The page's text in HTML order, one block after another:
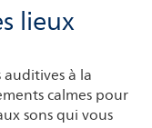
lieux
à la
calmes pour
sons qui vous